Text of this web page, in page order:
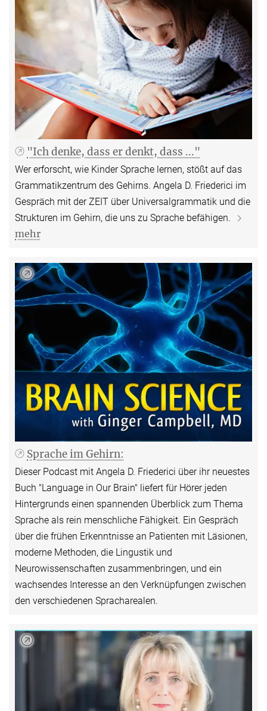
"Ich denke, dass er denkt, dass ..."
Wer erforscht, wie Kinder Sprache lernen, stößt auf das
Grammatikzentrum des Gehirns. Angela D. Friederici im
Gespräch mit der ZEIT über Universalgrammatik und die
Strukturen im Gehirn, die uns zu Sprache befähigen.
mehr
Sprache im Gehirn:
Dieser Podcast mit Angela D. Friederici über ihr neuestes
Buch "Language in Our Brain" liefert für Hörer jeden
Hintergrunds einen spannenden Überblick zum Thema
Sprache als rein menschliche Fähigkeit. Ein Gespräch
über die frühen Erkenntnisse an Patienten mit Läsionen,
moderne Methoden, die Lingustik und
Neurowissenschaften zusammenbringen, und ein
wachsendes Interesse an den Verknüpfungen zwischen
den verschiedenen Spracharealen.